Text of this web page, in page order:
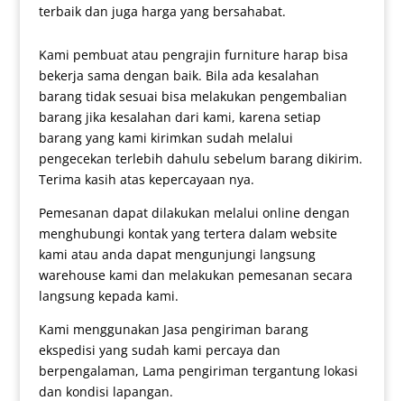
terbaik dan juga harga yang bersahabat.
Kami pembuat atau pengrajin furniture harap bisa
bekerja sama dengan baik. Bila ada kesalahan
barang tidak sesuai bisa melakukan pengembalian
barang jika kesalahan dari kami, karena setiap
barang yang kami kirimkan sudah melalui
pengecekan terlebih dahulu sebelum barang dikirim.
Terima kasih atas kepercayaan nya.
Pemesanan dapat dilakukan melalui online dengan
menghubungi kontak yang tertera dalam website
kami atau anda dapat mengunjungi langsung
warehouse kami dan melakukan pemesanan secara
langsung kepada kami.
Kami menggunakan Jasa pengiriman barang
ekspedisi yang sudah kami percaya dan
berpengalaman, Lama pengiriman tergantung lokasi
dan kondisi lapangan.